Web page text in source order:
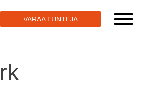
VARAA TUNTEJA